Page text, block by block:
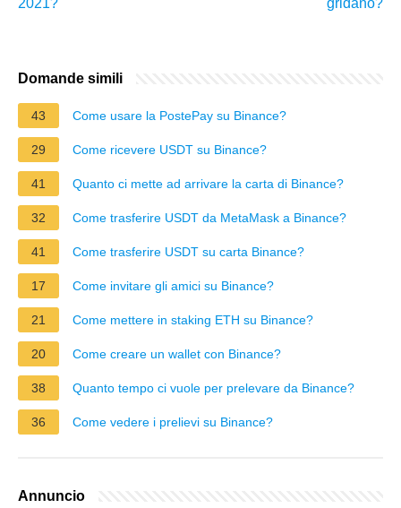
Domande simili
43 Come usare la PostePay su Binance?
29 Come ricevere USDT su Binance?
41 Quanto ci mette ad arrivare la carta di Binance?
32 Come trasferire USDT da MetaMask a Binance?
41 Come trasferire USDT su carta Binance?
17 Come invitare gli amici su Binance?
21 Come mettere in staking ETH su Binance?
20 Come creare un wallet con Binance?
38 Quanto tempo ci vuole per prelevare da Binance?
36 Come vedere i prelievi su Binance?
Annuncio